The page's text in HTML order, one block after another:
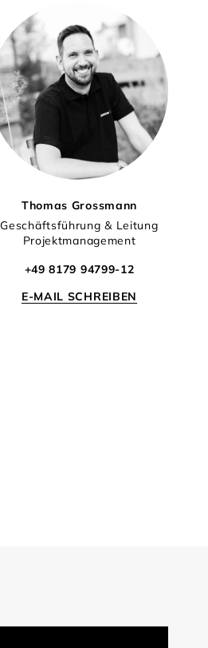
Thomas Grossmann
Geschäftsführung & Leitung
Projektmanagement
+49 8179 94799-12
E-MAIL SCHREIBEN